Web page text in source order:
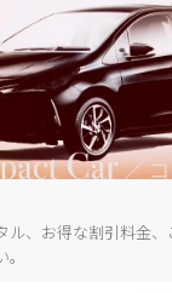
ル、お得な割引料金